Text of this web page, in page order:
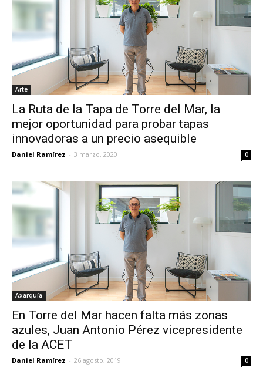
Arte
La Ruta de la Tapa de Torre del Mar, la
mejor oportunidad para probar tapas
innovadoras a un precio asequible
Daniel Ramírez - 3 marzo, 2020 0
Axarquía
En Torre del Mar hacen falta más zonas
azules, Juan Antonio Pérez vicepresidente
de la ACET
Daniel Ramírez - 26 agosto, 2019 0